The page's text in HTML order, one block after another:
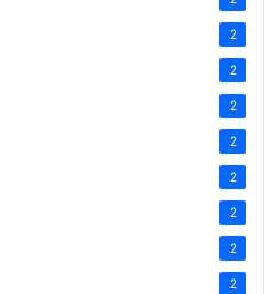
2
2
2
2
2
2
2
2